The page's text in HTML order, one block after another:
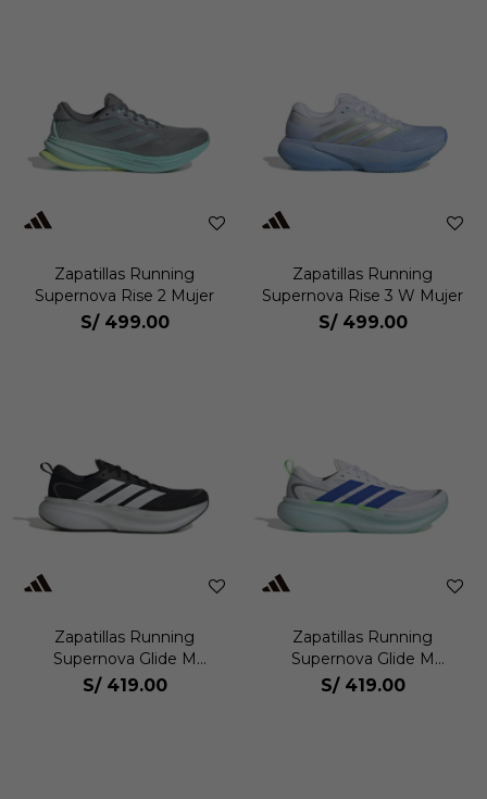
Zapatillas Running
Supernova Rise 2 Mujer
S/ 499.00
Zapatillas Running
Supernova Rise 3 W Mujer
S/ 499.00
Zapatillas Running
Supernova Glide M
Hombre
S/ 419.00
Zapatillas Running
Supernova Glide M
Hombre
S/ 419.00